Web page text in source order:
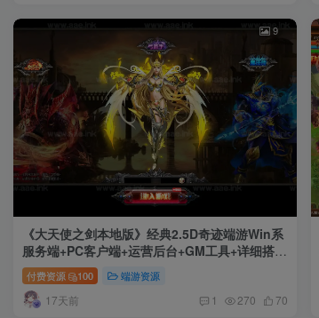
9
《大天使之剑本地版》经典2.5D奇迹端游Win系
服务端+PC客户端+运营后台+GM工具+详细搭建
教程
付费资源 100 端游资源
17天前 1 270 70